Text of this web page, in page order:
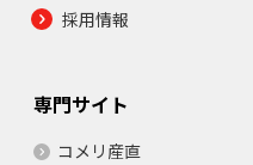
採用情報
専門サイト
コメリ産直